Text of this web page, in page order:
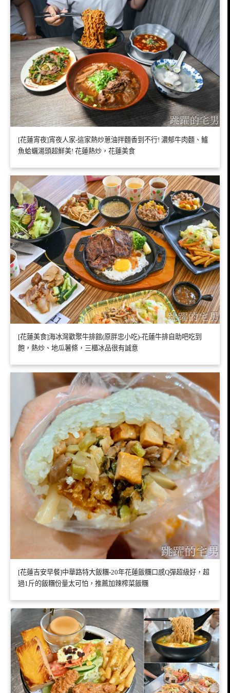
[花蓮宵夜]宵夜人家-這家熱炒蔥油拌麵香到不行! 濃郁牛肉麵、鱸
魚蛤蠣湯頭超鮮美! 花蓮熱炒，花蓮美食
[花蓮美食]海冰灣歡聚牛排館(原胖忠小吃)-花蓮牛排自助吧吃到
飽，熱炒、地瓜薯條，三櫃冰品很有誠意
[花蓮吉安早餐]中華路特大飯糰-20年花蓮飯糰口感Q彈超級好，超
過1斤的飯糰份量太可怕，推薦加辣榨菜飯糰